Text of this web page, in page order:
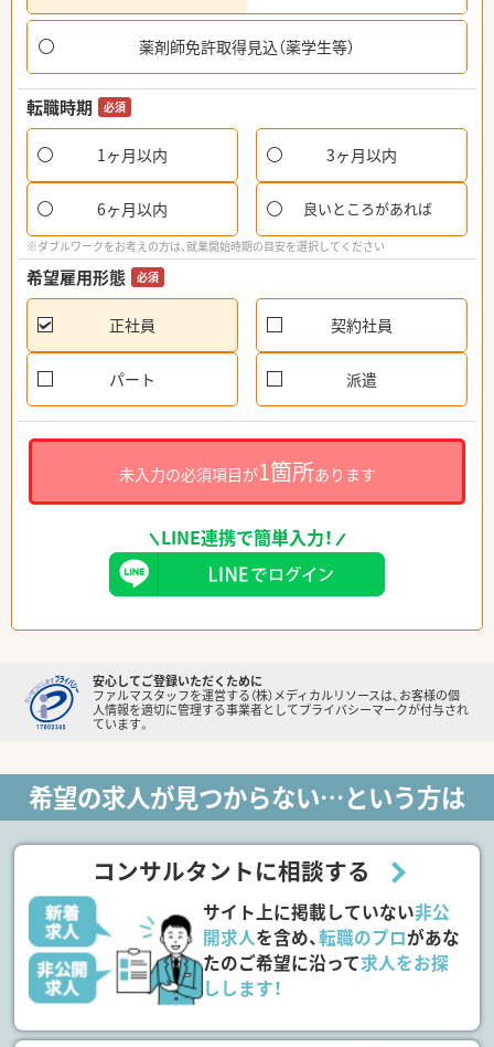
薬剤師免許取得見込（薬学生等）
転職時期 必須
1ヶ月以内 3ヶ月以内
6ヶ月以内 良いところがあれば
※ダブルワークをお考えの方は、就業開始時期の目安を選択してください
希望雇用形態 必須
正社員 契約社員
パート 派遣
未入力の必須項目が1箇所あります
LINE連携で簡単入力！
安心してご登録いただくために
ファルマスタッフを運営する（株）メディカルリソースは、お客様の個
人情報を適切に管理する事業者としてプライバシーマークが付与され
ています。
希望の求人が見つからない…という方は
コンサルタントに相談する
サイト上に掲載していない非公
開求人を含め、転職のプロがあな
たのご希望に沿って求人をお探
しします！